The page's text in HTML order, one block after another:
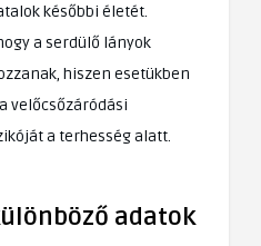
későbbi életét.
a serdülő lányok
hiszen esetükben
velőcsőzáródási
a terhesség alatt.
adatok